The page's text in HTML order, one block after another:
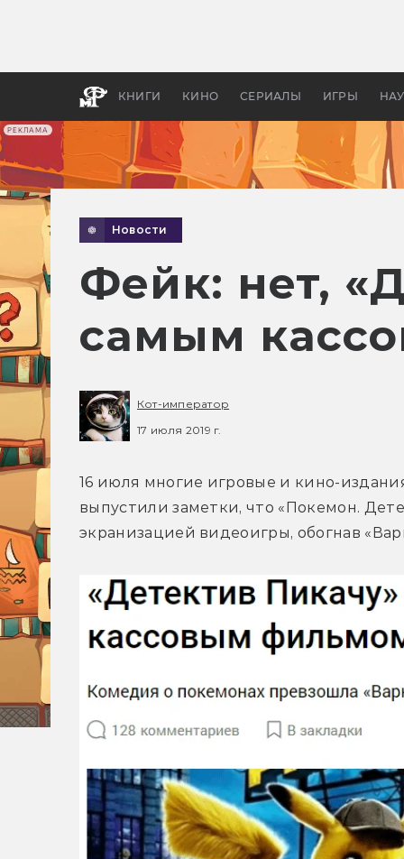
РЕКЛАМА
КНИГИ КИНО СЕРИАЛЫ ИГРЫ
Новости
Фейк: нет,
самым
Кот-император
17 июля 2019 г.
16 июля многие игровые и кино-
выпустили заметки, что «Покемон.
экранизацией видеоигры, обогнав